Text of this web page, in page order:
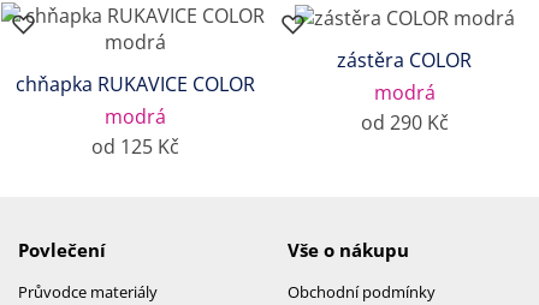
chňapka RUKAVICE COLOR
modrá
od 125 Kč
zástěra COLOR
modrá
od 290 Kč
Povlečení
Průvodce materiály
Vše o nákupu
Obchodní podmínky